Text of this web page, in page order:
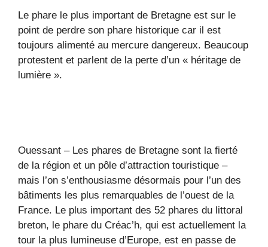
Le phare le plus important de Bretagne est sur le
point de perdre son phare historique car il est
toujours alimenté au mercure dangereux. Beaucoup
protestent et parlent de la perte d’un « héritage de
lumière ».
Ouessant – Les phares de Bretagne sont la fierté
de la région et un pôle d’attraction touristique –
mais l’on s’enthousiasme désormais pour l’un des
bâtiments les plus remarquables de l’ouest de la
France. Le plus important des 52 phares du littoral
breton, le phare du Créac’h, qui est actuellement la
tour la plus lumineuse d’Europe, est en passe de